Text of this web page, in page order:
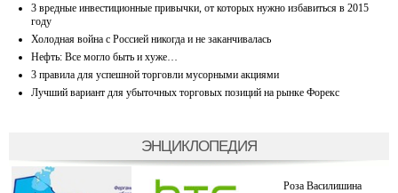
3 вредные инвестиционные привычки, от которых нужно избавиться в 2015
году
Холодная война с Россией никогда и не заканчивалась
Нефть: Все могло быть и хуже…
3 правила для успешной торговли мусорными акциями
Лучший вариант для убыточных торговых позиций на рынке Форекс
ЭНЦИКЛОПЕДИЯ
Роза Василишина